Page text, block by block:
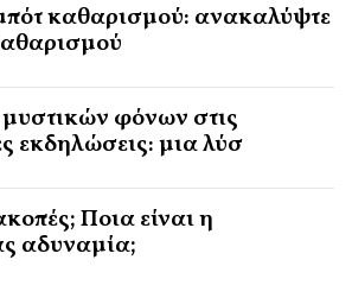
καθαρισμού: ανακαλύψτε
φόνων στις
εκδηλώσεις: μια λύσ
Ποια είναι η
αδυναμία;